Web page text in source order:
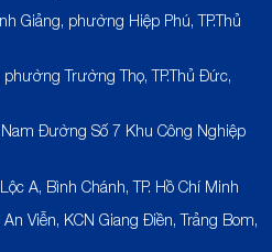
Giảng, phường Hiệp Phú, TP.Thủ
Trường Thọ, TP.Thủ Đức,
Đường Số 7 Khu Công Nghiệp
A, Bình Chánh, TP. Hồ Chí Minh
Viễn, KCN Giang Điền, Trảng Bom,